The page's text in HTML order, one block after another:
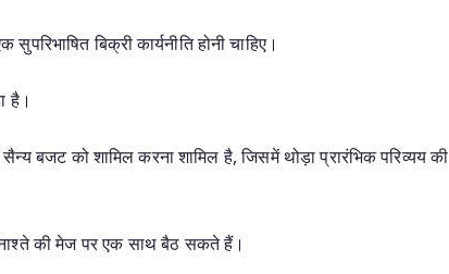
बिक्री कार्यनीति होनी चाहिए।
है।
बजट को शामिल करना शामिल है, जिसमें थोड़ा प्रारंभिक परिव्यय की
नाश्ते की मेज पर एक साथ बैठ सकते हैं।